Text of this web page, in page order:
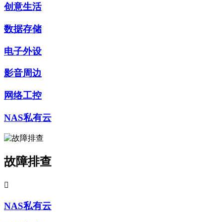
创意生活
数据存储
电子外设
影音周边
网络工控
NAS私有云
故障排查

NAS私有云